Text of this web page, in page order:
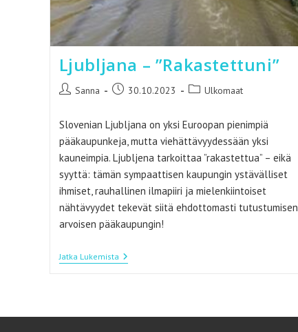
Ljubljana – ”Rakastettuni”
Artikkelin
Sanna
Artikkeli30.10.2023
Artikkelin
Ulkomaat
Slovenian Ljubljana on yksi Euroopan pienimpiä
pääkaupunkeja, mutta viehättävyydessään yksi
kauneimpia. Ljubljena tarkoittaa ”rakastettua” – eikä
syyttä: tämän sympaattisen kaupungin ystävälliset
ihmiset, rauhallinen ilmapiiri ja mielenkiintoiset
nähtävyydet tekevät siitä ehdottomasti tutustumisen
arvoisen pääkaupungin!
Jatka LukemistaLjubljana
–